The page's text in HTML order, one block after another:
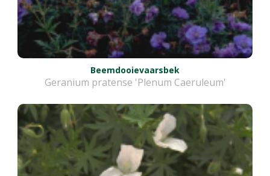
Beemdooievaarsbek
Geranium pratense 'Plenum Caeruleum'